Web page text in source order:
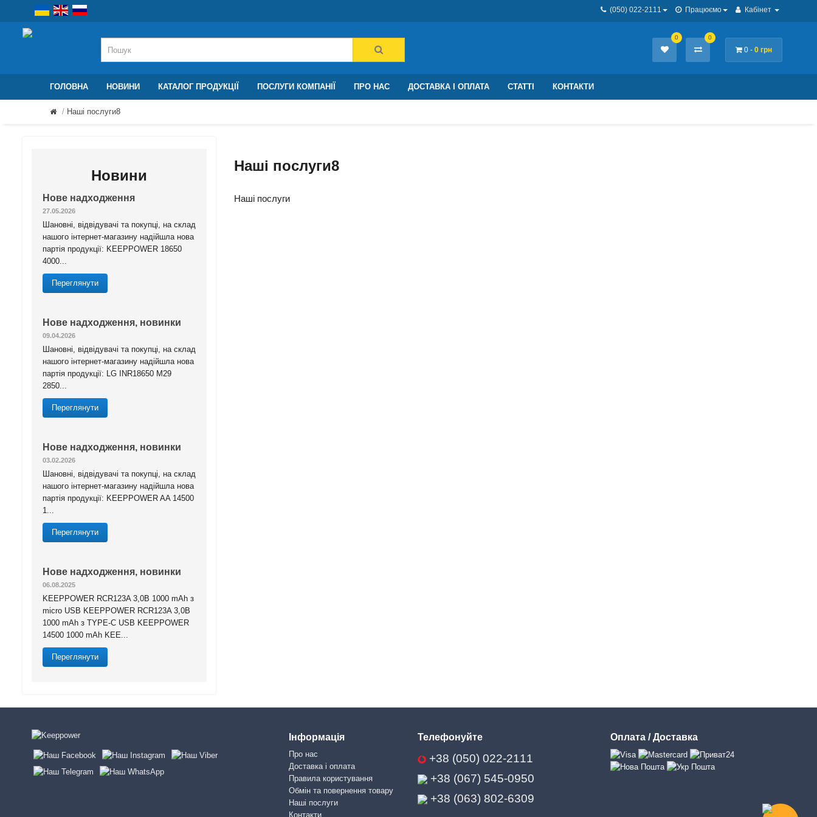
(050) 022-2111 Працюємо Кабінет
0 - 0 грн
0 0
ГОЛОВНА НОВИНИ КАТАЛОГ ПРОДУКЦІЇ ПОСЛУГИ КОМПАНІЇ ПРО НАС ДОСТАВКА І ОПЛАТА СТАТТІ КОНТАКТИ
Наші послуги8
Новини
Нове надходження
27.05.2026
Шановні, відвідувачі та покупці, на склад
нашого інтернет-магазину надійшла нова
партія продукції: KEEPPOWER 18650
4000...
Переглянути
Нове надходження, новинки
09.04.2026
Шановні, відвідувачі та покупці, на склад
нашого інтернет-магазину надійшла нова
партія продукції: LG INR18650 M29
2850...
Переглянути
Нове надходження, новинки
03.02.2026
Шановні, відвідувачі та покупці, на склад
нашого інтернет-магазину надійшла нова
партія продукції: KEEPPOWER AA 14500
1...
Переглянути
Нове надходження, новинки
06.08.2025
KEEPPOWER RCR123A 3,0В 1000 mAh з
micro USB KEEPPOWER RCR123A 3,0В
1000 mAh з TYPE-C USB KEEPPOWER
14500 1000 mAh KEE...
Переглянути
Наші послуги8
Наші послуги
Інформація
Про нас
Доставка і оплата
Правила користування
Обмін та повернення товару
Наші послуги
Контакти
Телефонуйте
+38 (050) 022-2111
+38 (067) 545-0950
+38 (063) 802-6309
Оплата / Доставка